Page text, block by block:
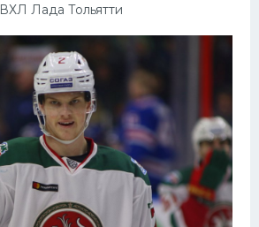
ВХЛ Лада Тольятти